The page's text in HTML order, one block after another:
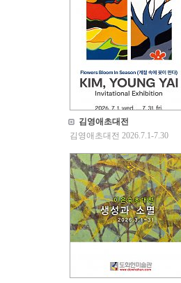
김영애초대전
김영애초대전 2026.7.1-7.30